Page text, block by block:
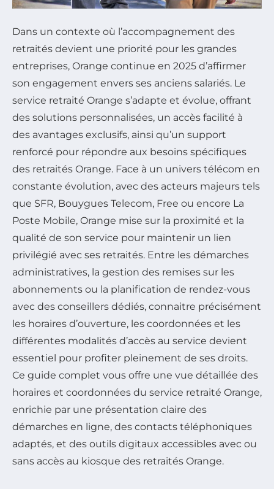
Dans un contexte où l’accompagnement des
retraités devient une priorité pour les grandes
entreprises, Orange continue en 2025 d’affirmer
son engagement envers ses anciens salariés. Le
service retraité Orange s’adapte et évolue, offrant
des solutions personnalisées, un accès facilité à
des avantages exclusifs, ainsi qu’un support
renforcé pour répondre aux besoins spécifiques
des retraités Orange. Face à un univers télécom en
constante évolution, avec des acteurs majeurs tels
que SFR, Bouygues Telecom, Free ou encore La
Poste Mobile, Orange mise sur la proximité et la
qualité de son service pour maintenir un lien
privilégié avec ses retraités. Entre les démarches
administratives, la gestion des remises sur les
abonnements ou la planification de rendez-vous
avec des conseillers dédiés, connaitre précisément
les horaires d’ouverture, les coordonnées et les
différentes modalités d’accès au service devient
essentiel pour profiter pleinement de ses droits.
Ce guide complet vous offre une vue détaillée des
horaires et coordonnées du service retraité Orange,
enrichie par une présentation claire des
démarches en ligne, des contacts téléphoniques
adaptés, et des outils digitaux accessibles avec ou
sans accès au kiosque des retraités Orange.